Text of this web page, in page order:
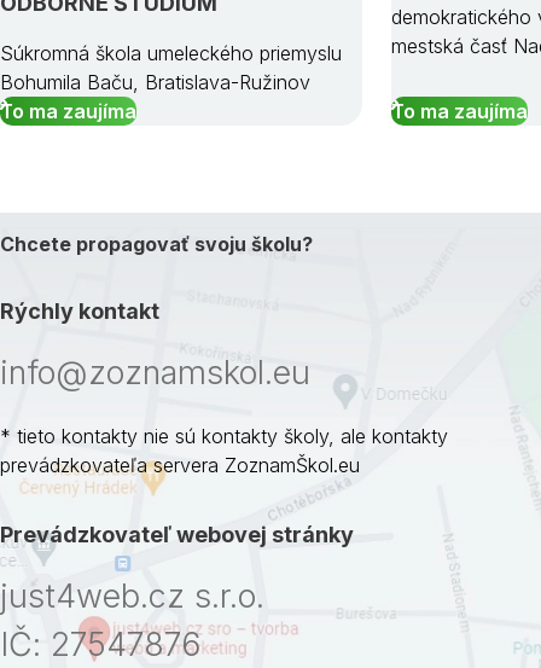
Súkromná škola umeleckého priemyslu
Bohumila Baču, Bratislava-Ružinov
To ma zaujíma
demokratického
mestská časť
To ma zaujíma
Chcete propagovať svoju školu?
Rýchly kontakt
info@zoznamskol.eu
* tieto kontakty nie sú kontakty školy, ale kontakty
prevádzkovateľa servera ZoznamŠkol.eu
Prevádzkovateľ webovej stránky
just4web.cz s.r.o.
IČ: 27547876